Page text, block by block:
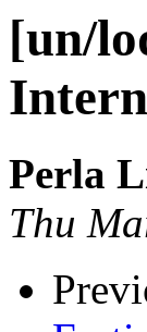
[un/
Perla
Thu